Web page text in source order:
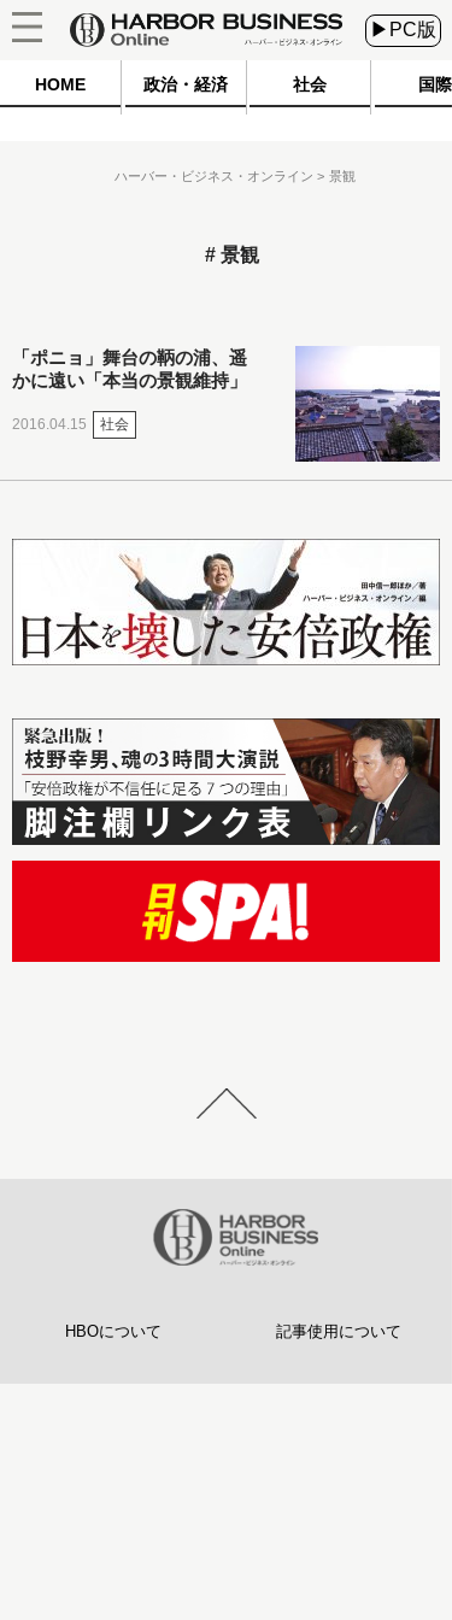
▶PC版
HOME 政治・経済 社会 国際
ハーバー・ビジネス・オンライン 景観
景観
「ポニョ」舞台の鞆の浦、遥
かに遠い「本当の景観維持」
2016.04.15 社会
HBOについて 記事使用について